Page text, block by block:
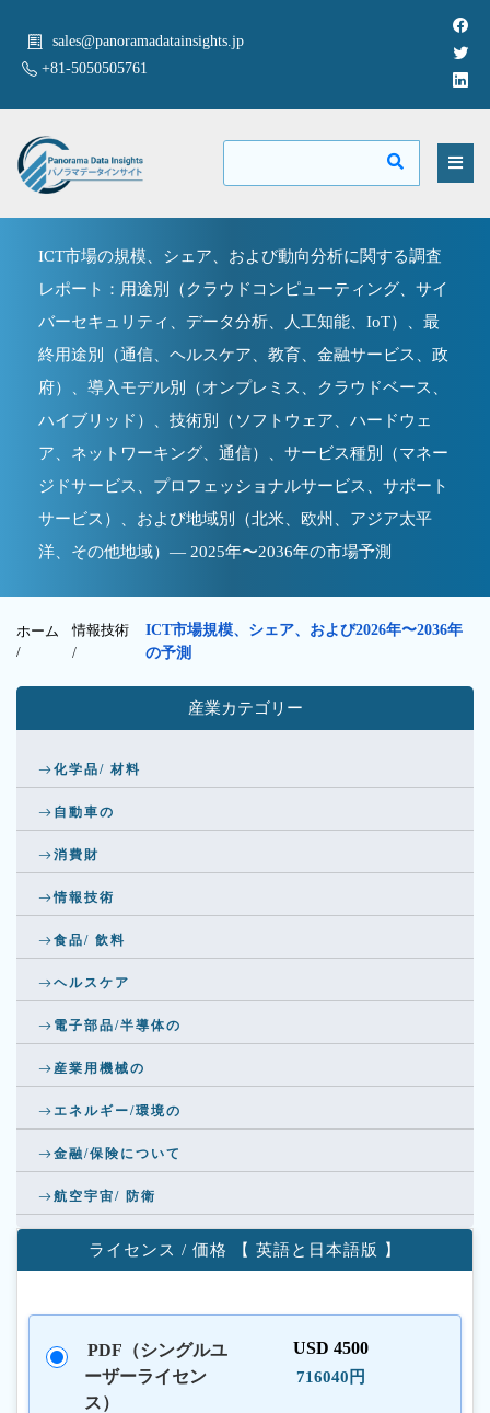
sales@panoramadatainsights.jp
+81-5050505761
ICT市場の規模、シェア、および動向分析に関する調査
レポート：用途別（クラウドコンピューティング、サイ
バーセキュリティ、データ分析、人工知能、IoT）、最
終用途別（通信、ヘルスケア、教育、金融サービス、政
府）、導入モデル別（オンプレミス、クラウドベース、
ハイブリッド）、技術別（ソフトウェア、ハードウェ
ア、ネットワーキング、通信）、サービス種別（マネー
ジドサービス、プロフェッショナルサービス、サポート
サービス）、および地域別（北米、欧州、アジア太平
洋、その他地域）— 2025年〜2036年の市場予測
ホーム
/
情報技術
/
ICT市場規模、シェア、および2026年〜2036年
の予測
産業カテゴリー
化学品/ 材料
自動車の
消費財
情報技術
食品/ 飲料
ヘルスケア
電子部品/半導体の
産業用機械の
エネルギー/環境の
金融/保険について
航空宇宙/ 防衛
ライセンス / 価格 【 英語と日本語版 】
PDF（シングルユ
ーザーライセン
ス）
USD 4500
716040円